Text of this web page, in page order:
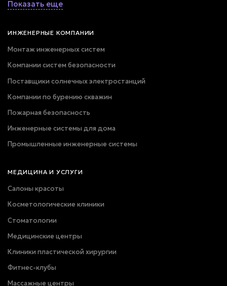
Показать еще
ИНЖЕНЕРНЫЕ КОМПАНИИ
Монтаж инженерных систем
Компании систем безопасности
Поставщики солнечных электростанций
Компании по бурению скважин
Пожарная безопасность
Инженерные системы для дома
Промышленные инженерные системы
МЕДИЦИНА И УСЛУГИ
Салоны красоты
Косметологические клиники
Стоматологии
Медицинские центры
Клиники пластической хирургии
Фитнес-клубы
Массажные центры